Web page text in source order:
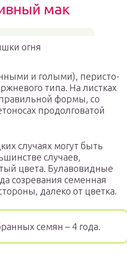
мак
огня
и голыми), перисто-
типа. На листках
формы, со
продолговатой
случаях могут быть
случаев,
цвета. Булавовидные
созревания семенная
далеко от цветка.
семян – 4 года.